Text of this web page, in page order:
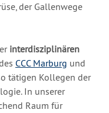
der Gallenwege
interdisziplinären
CCC Marburg und
tätigen Kollegen der
In unserer
Raum für